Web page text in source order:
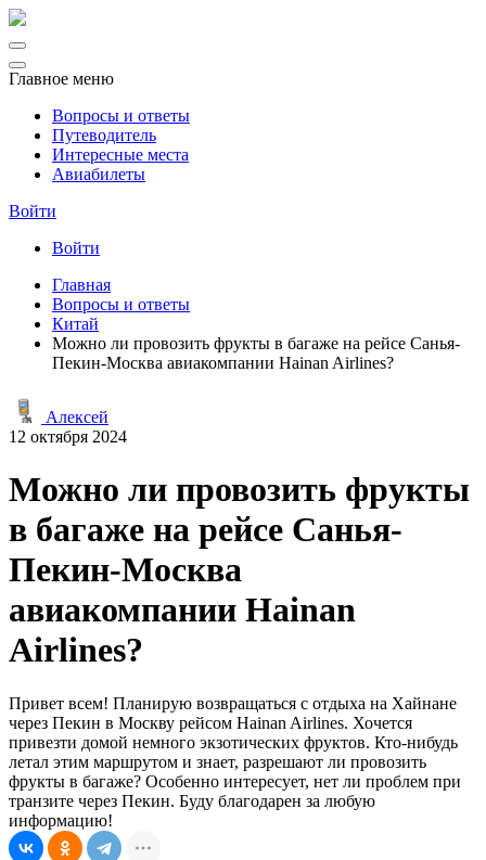
Главное меню
Вопросы и ответы
Путеводитель
Интересные места
Авиабилеты
Войти
Войти
Главная
Вопросы и ответы
Китай
Можно ли провозить фрукты в багаже на рейсе Санья-
Пекин-Москва авиакомпании Hainan Airlines?
Алексей
12 октября 2024
Можно ли провозить фрукты
в багаже на рейсе Санья-
Пекин-Москва
авиакомпании Hainan
Airlines?
Привет всем! Планирую возвращаться с отдыха на Хайнане
через Пекин в Москву рейсом Hainan Airlines. Хочется
привезти домой немного экзотических фруктов. Кто-нибудь
летал этим маршрутом и знает, разрешают ли провозить
фрукты в багаже? Особенно интересует, нет ли проблем при
транзите через Пекин. Буду благодарен за любую
информацию!